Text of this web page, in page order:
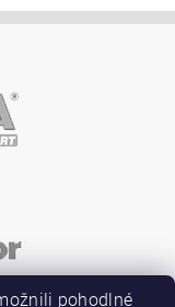
ochrany
pohodlné